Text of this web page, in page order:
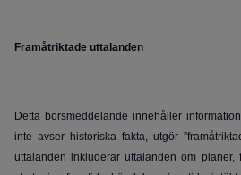
Framåtriktade uttalanden
Detta börsmeddelande innehåller
inte avser historiska fakta, utgör
uttalanden inkluderar uttalanden om planer,